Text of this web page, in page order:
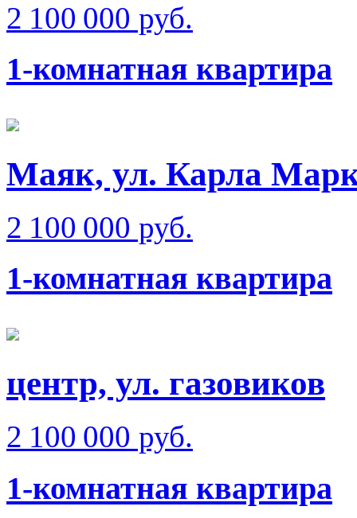
2 100 000 руб.
1-комнатная квартира
Маяк, ул. Карла
2 100 000 руб.
1-комнатная квартира
центр, ул. газовиков
2 100 000 руб.
1-комнатная квартира